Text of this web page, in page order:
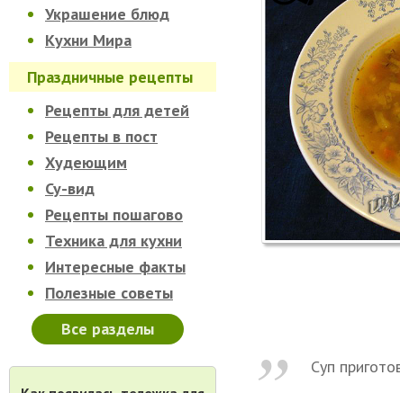
Украшение блюд
Кухни Мира
Праздничные рецепты
Рецепты для детей
Рецепты в пост
Худеющим
Су-вид
Рецепты пошагово
Техника для кухни
Интересные факты
Полезные советы
Все разделы
Суп